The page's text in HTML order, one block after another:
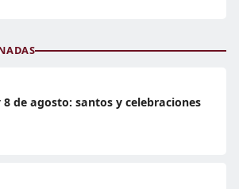
de agosto: santos y celebraciones